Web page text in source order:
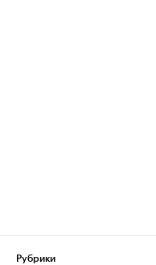
Рубрики